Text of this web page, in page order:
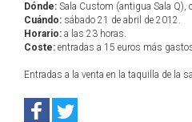
Dónde: Sala Custom (antigua Sala Q),
Cuándo: sábado 21 de abril de 2012.
Horario: a las 23 horas.
Coste: entradas a 15 euros más
Entradas a la venta en la taquilla de la